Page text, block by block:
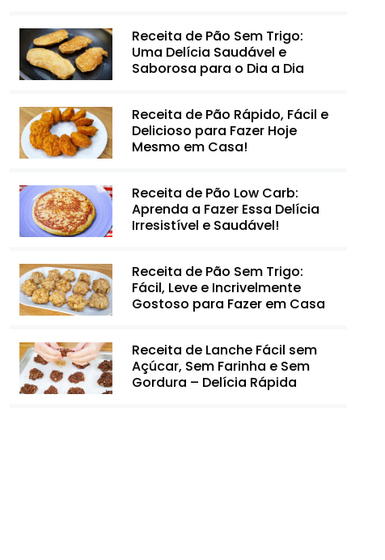
Receita de Pão Sem Trigo:
Uma Delícia Saudável e
Saborosa para o Dia a Dia
Receita de Pão Rápido, Fácil e
Delicioso para Fazer Hoje
Mesmo em Casa!
Receita de Pão Low Carb:
Aprenda a Fazer Essa Delícia
Irresistível e Saudável!
Receita de Pão Sem Trigo:
Fácil, Leve e Incrivelmente
Gostoso para Fazer em Casa
Receita de Lanche Fácil sem
Açúcar, Sem Farinha e Sem
Gordura – Delícia Rápida